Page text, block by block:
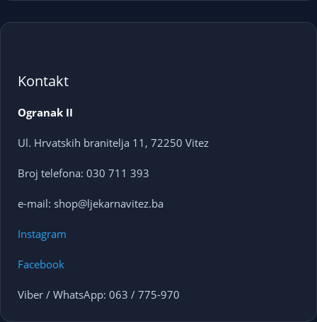
Kontakt
Ogranak II
Ul. Hrvatskih branitelja 11, 72250 Vitez
Broj telefona: 030 711 393
e-mail: shop@ljekarnavitez.ba
Instagram
Facebook
Viber / WhatsApp: 063 / 775-970